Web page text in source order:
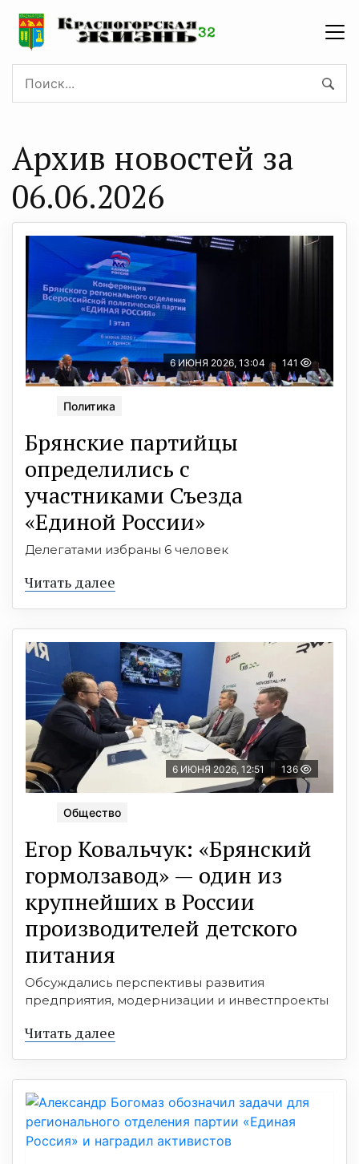
Архив новостей за
06.06.2026
6 ИЮНЯ 2026, 13:04 141
Политика
Брянские партийцы
определились с
участниками Съезда
«Единой России»
Делегатами избраны 6 человек
Читать далее
6 ИЮНЯ 2026, 12:51 136
Общество
Егор Ковальчук: «Брянский
гормолзавод» — один из
крупнейших в России
производителей детского
питания
Обсуждались перспективы развития
предприятия, модернизации и инвестпроекты
Читать далее